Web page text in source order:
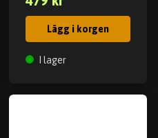
Lägg i korgen
I lager